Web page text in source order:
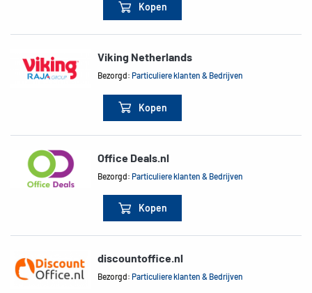
Kopen
Viking Netherlands
Bezorgd:Particuliere klanten & Bedrijven
Kopen
Office Deals.nl
Bezorgd:Particuliere klanten & Bedrijven
Kopen
discountoffice.nl
Bezorgd:Particuliere klanten & Bedrijven